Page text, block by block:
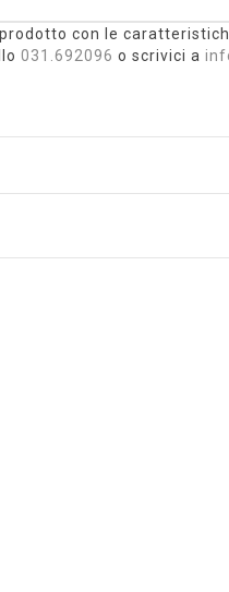
con le
031.692096 o scrivici a